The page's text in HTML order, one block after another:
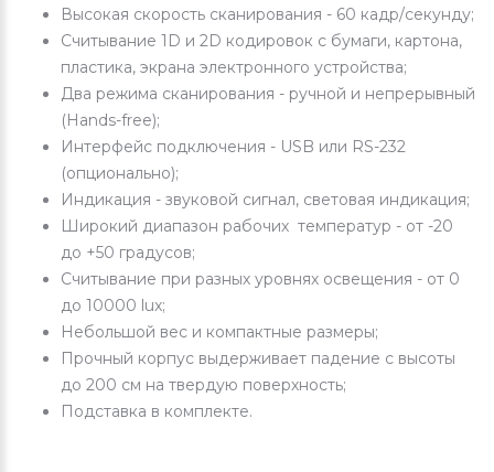
Высокая скорость сканирования - 60 кадр/секунду;
Считывание 1D и 2D кодировок с бумаги, картона,
пластика, экрана электронного устройства;
Два режима сканирования - ручной и непрерывный
(Hands-free);
Интерфейс подключения - USB или RS-232
(опционально);
Индикация - звуковой сигнал, световая индикация;
Широкий диапазон рабочих температур - от -20
до +50 градусов;
Считывание при разных уровнях освещения - от 0
до 10000 lux;
Небольшой вес и компактные размеры;
Прочный корпус выдерживает падение с высоты
до 200 см на твердую поверхность;
Подставка в комплекте.